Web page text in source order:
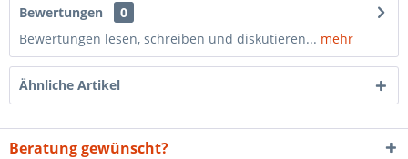
Bewertungen
0
Bewertungen lesen, schreiben und diskutieren... mehr
Ähnliche Artikel
Beratung gewünscht?